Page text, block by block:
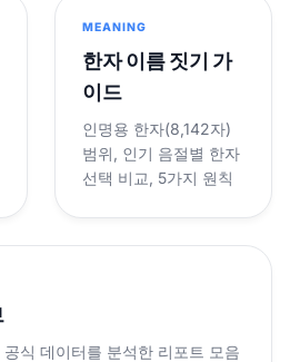
MEANING
한자 이름 짓기 가
이드
인명용 한자(8,142자)
범위, 인기 음절별 한자
선택 비교, 5가지 원칙
식 데이터를 분석한 리포트 모음